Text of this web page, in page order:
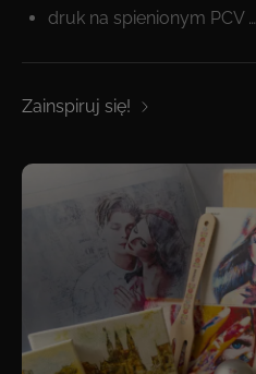
druk na spienionym PCV …
Zainspiruj się!